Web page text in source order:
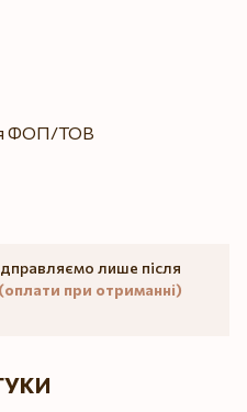
ФОП/ТОВ
лише після
при отриманні)